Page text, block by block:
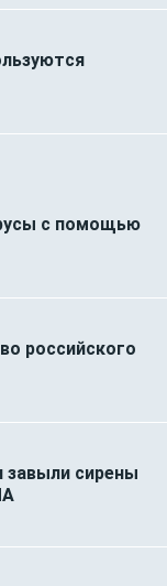
с помощью
российского
завыли сирены